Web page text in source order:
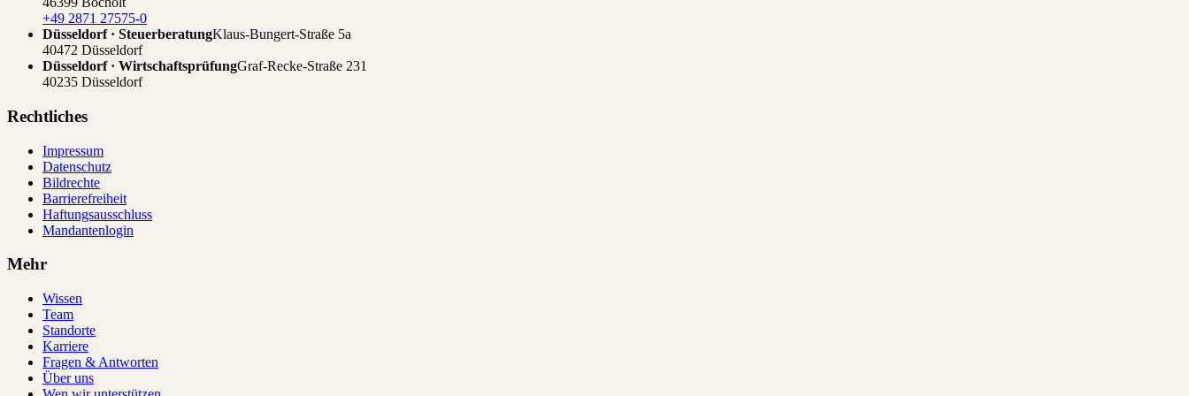
+49 2871 27575-0
Düsseldorf · SteuerberatungKlaus-Bungert-Straße 5a
40472 Düsseldorf
Düsseldorf · WirtschaftsprüfungGraf-Recke-Straße 231
40235 Düsseldorf
Rechtliches
Impressum
Datenschutz
Bildrechte
Barrierefreiheit
Haftungsausschluss
Mandantenlogin
Mehr
Wissen
Team
Standorte
Karriere
Fragen & Antworten
Über uns